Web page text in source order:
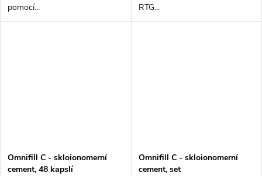
pomocí...
RTG...
Omnifill C - skloionomerní
cement, 48 kapslí
Omnifill C - skloionomerní
cement, set